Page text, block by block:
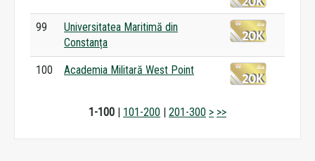
99
Universitatea Maritimă din
Constanța
100 Academia Militară West Point
1-100 | 101-200 | 201-300 > >>